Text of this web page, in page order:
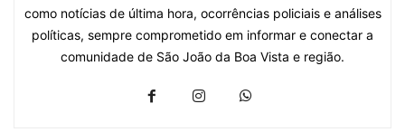
como notícias de última hora, ocorrências policiais e análises
políticas, sempre comprometido em informar e conectar a
comunidade de São João da Boa Vista e região.